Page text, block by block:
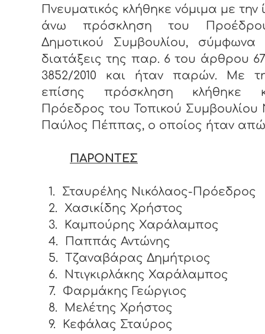
Πνευματικός κλήθηκε νόμιμα με την
άνω πρόσκληση του
Δημοτικού Συμβουλίου, σύμφωνα
διατάξεις της παρ. 6 του άρθρου
3852/2010 και ήταν παρών. Με
επίσης πρόσκληση κλήθηκε
Πρόεδρος του Τοπικού Συμβουλίου
Παύλος Πέππας, ο οποίος ήταν
ΠΑΡΟΝΤΕΣ
1.
Σταυρέλης Νικόλαος-Πρόεδρος
2.
Χασικίδης Χρήστος
3.
Καμπούρης Χαράλαμπος
4.
Παππάς Αντώνης
5.
Τζαναβάρας Δημήτριος
6.
Ντιγκιρλάκης Χαράλαμπος
7.
Φαρμάκης Γεώργιος
8.
Μελέτης Χρήστος
9.
Κεφάλας Σταύρος